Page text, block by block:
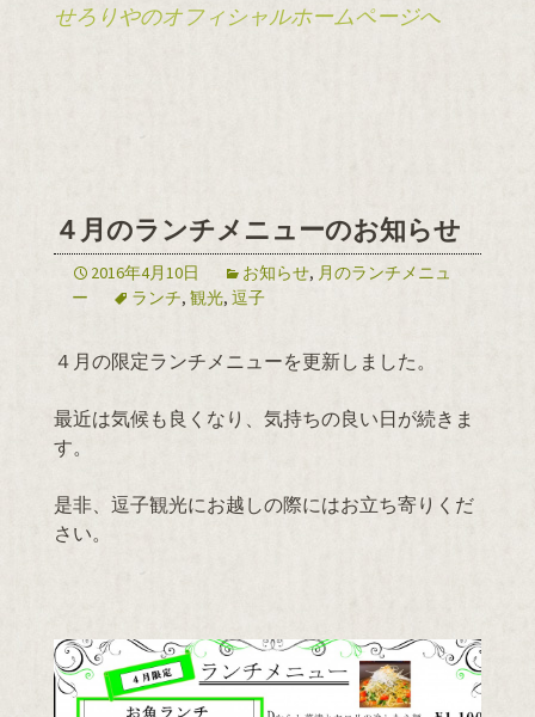
せろりやのオフィシャルホームページへ
４月のランチメニューのお知らせ
2016年4月10日 お知らせ, 月のランチメニュ
ー
ランチ, 観光, 逗子
４月の限定ランチメニューを更新しました。
最近は気候も良くなり、気持ちの良い日が続きま
す。
是非、逗子観光にお越しの際にはお立ち寄りくだ
さい。